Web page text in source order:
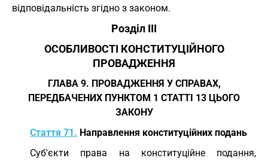
відповідальність згідно з законом.
Розділ III
ОСОБЛИВОСТІ КОНСТИТУЦІЙНОГО
ПРОВАДЖЕННЯ
ГЛАВА 9. ПРОВАДЖЕННЯ У СПРАВАХ,
ПЕРЕДБАЧЕНИХ ПУНКТОМ 1 СТАТТІ 13 ЦЬОГО
ЗАКОНУ
Стаття 71. Направлення конституційних подань
Суб'єкти права на конституційне подання,